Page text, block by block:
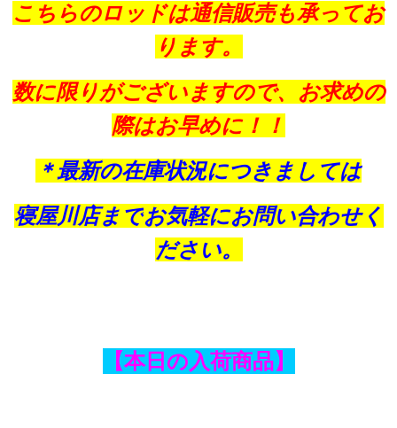
こちらのロッドは通信販売も承ってお
ります。
数に限りがございますので、お求めの
際はお早めに！！
＊最新の在庫状況につきましては
寝屋川店までお気軽にお問い合わせく
ださい。
【本日の入荷商品】